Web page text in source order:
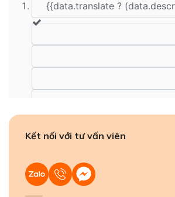
Kết nối với tư vấn viên